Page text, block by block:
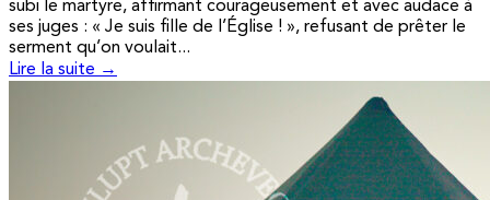
subi le martyre, affirmant courageusement et avec audace à
ses juges : « Je suis fille de l’Église ! », refusant de prêter le
serment qu’on voulait...
Lire la suite →